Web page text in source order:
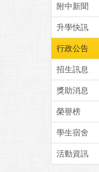
附中新聞
升學快訊
行政公告
招生訊息
獎助消息
榮譽榜
學生宿舍
活動資訊